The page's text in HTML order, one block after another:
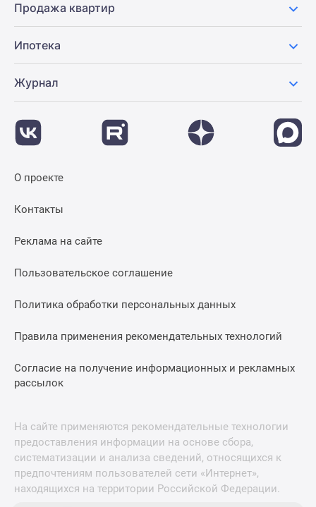
Продажа квартир
Ипотека
Журнал
О проекте
Контакты
Реклама на сайте
Пользовательское соглашение
Политика обработки персональных данных
Правила применения рекомендательных технологий
Согласие на получение информационных и рекламных
рассылок
На сайте применяются рекомендательные технологии
предоставления информации на основе сбора,
систематизации и анализа сведений, относящихся к
предпочтениям пользователей сети «Интернет»,
находящихся на территории Российской Федерации.